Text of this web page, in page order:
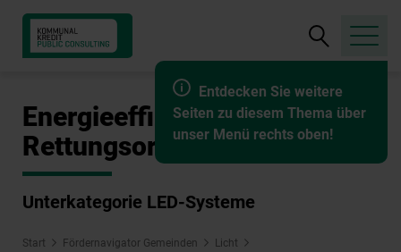
Entdecken Sie weitere
Seiten zu diesem Thema über
unser Menü rechts oben!
Suche
öffnen
Energieeffiziente
Rettungsorganisationen
Unterkategorie LED-Systeme
Start Fördernavigator Gemeinden
Licht